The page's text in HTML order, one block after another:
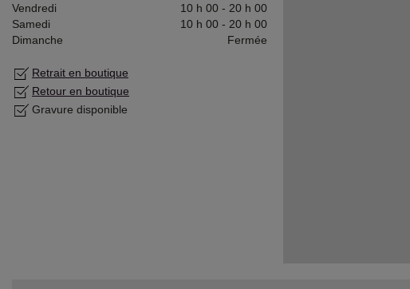
Vendredi
10 h 00 - 20 h 00
Samedi
10 h 00 - 20 h 00
Dimanche
Fermée
Retrait en boutique
Retour en boutique
Gravure disponible